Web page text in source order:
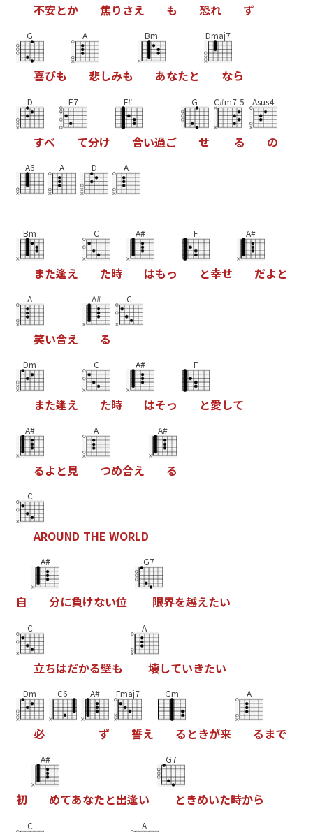
不安とか 焦り さえ も 恐れ ず
G
喜びも
A
悲しみも
Bm
あなたと
Dmaj7
なら
D
すべ
E7
て分け
F#
合い過ご
G
せ
C#m7-5
る
Asus4
の
A6 A D A
Bm
また逢え
C
た時
A#
はもっ
F
と幸せ
A#
だよ と
A
笑い合え
A#
る
C
Dm
また逢え
C
た時
A#
はそっ
F
と愛して
A#
るよ と 見
A
つめ合え
A#
る
C
AROUND THE WORLD
自
A#
分に負けない位
G7
限界を越えたい
C
立ちはだかる壁も
A
壊していきたい
Dm
必
C6 A#
ず
Fmaj7
誓え
Gm
る ときが来
A
る まで
初
A#
めてあなたと出逢い
G7
ときめいた時から
C A